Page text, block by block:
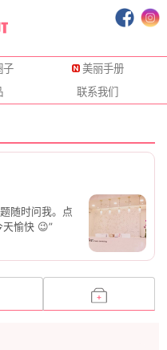
子
美丽手册
联系我们
随时问我。点
愉快 😉”